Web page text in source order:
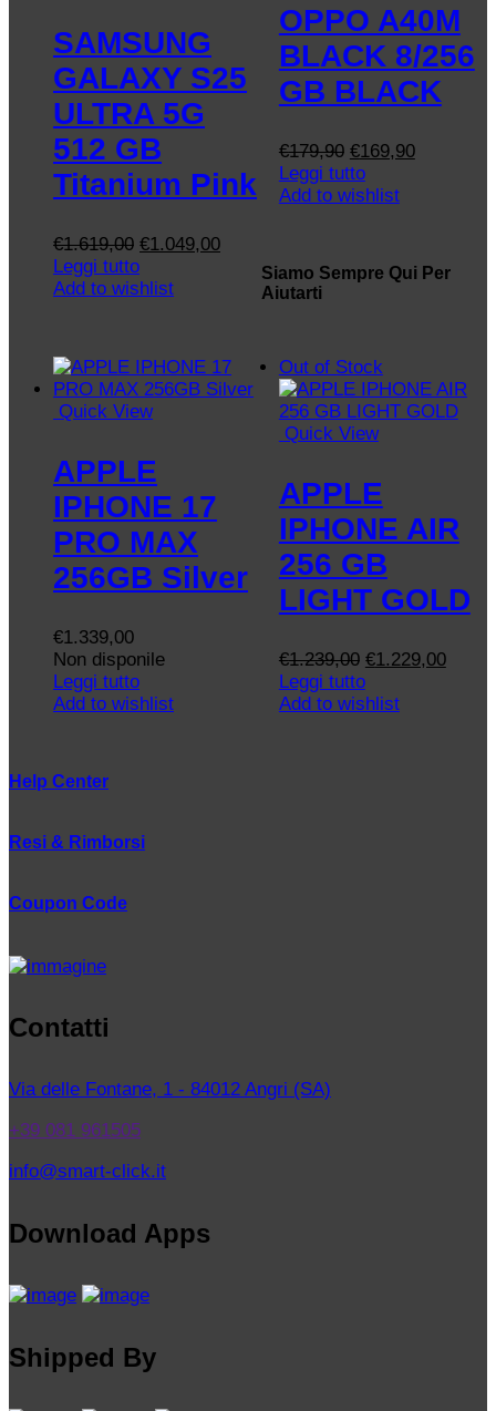
SAMSUNG
GALAXY S25
ULTRA 5G
512 GB
Titanium Pink
€1.619,00 Il
prezzo
originale
€1.049,00Il
prezzo
attuale
Leggi tutto
Add to wishlist
OPPO A40M
BLACK 8/256
GB BLACK
€179,90 Il
prezzo
originale
€169,90Il
Leggi tutto
Add to wishlist
Quick View
APPLE
IPHONE 17
PRO MAX
256GB Silver
€1.339,00
Non disponile
Leggi tutto
Add to wishlist
Out of Stock
Quick View
APPLE
IPHONE AIR
256 GB
LIGHT GOLD
€1.239,00 Il
prezzo
originale
€1.229,00Il
Leggi tutto
Add to wishlist
Siamo Sempre Qui Per
Aiutarti
Help Center
Resi & Rimborsi
Coupon Code
Contatti
Via delle Fontane, 1 - 84012 Angri (SA)
+39 081 961505
info@smart-click.it
Download Apps
Shipped By